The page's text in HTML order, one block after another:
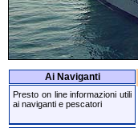
Ai Naviganti
Presto on line informazioni utili
ai naviganti e pescatori